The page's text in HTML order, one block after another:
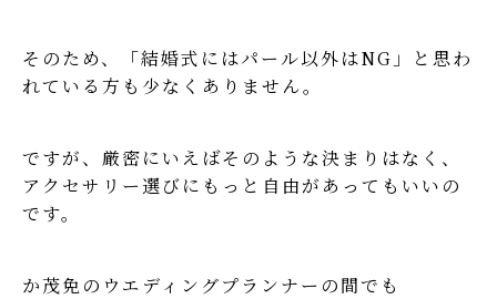
そのため、「結婚式にはパール以外はNG」と思わ
れている方も少なくありません。
ですが、厳密にいえばそのような決まりはなく、
アクセサリー選びにもっと自由があってもいいの
です。
か茂免のウエディングプランナーの間でも